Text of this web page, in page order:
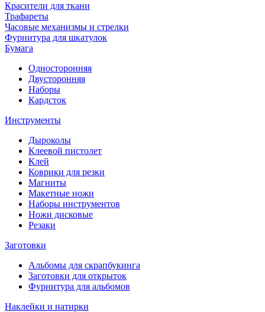
Красители для ткани
Трафареты
Часовые механизмы и стрелки
Фурнитура для шкатулок
Бумага
Односторонняя
Двусторонняя
Наборы
Кардсток
Инструменты
Дыроколы
Клеевой пистолет
Клей
Коврики для резки
Магниты
Макетные ножи
Наборы инструментов
Ножи дисковые
Резаки
Заготовки
Альбомы для скрапбукинга
Заготовки для открыток
Фурнитура для альбомов
Наклейки и натирки